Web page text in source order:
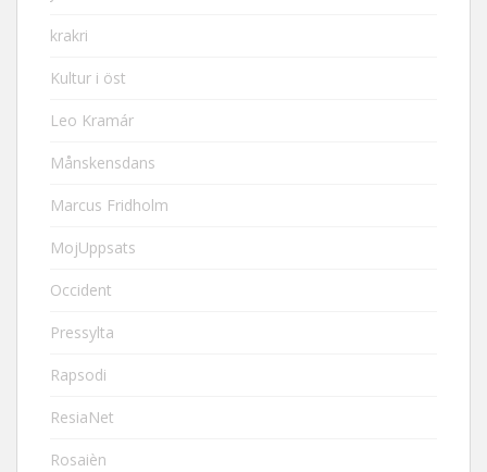
krakri
Kultur i öst
Leo Kramár
Månskensdans
Marcus Fridholm
MojUppsats
Occident
Pressylta
Rapsodi
ResiaNet
Rosaièn